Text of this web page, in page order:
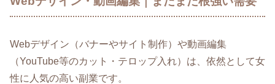
Webデザイン（バナーやサイト制作）や動画編集
（YouTube等のカット・テロップ入れ）は、依然として女
性に人気の高い副業です。